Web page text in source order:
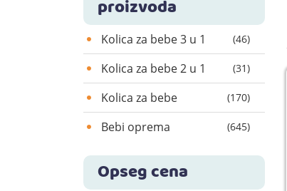
proizvoda
Kolica za bebe 3 u 1 (46)
Kolica za bebe 2 u 1 (31)
Kolica za bebe (170)
Bebi oprema (645)
Opseg cena